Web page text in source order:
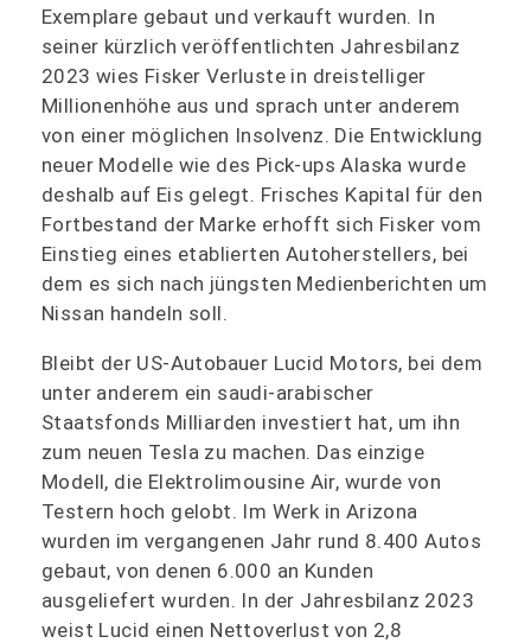
Exemplare gebaut und verkauft wurden. In
seiner kürzlich veröffentlichten Jahresbilanz
2023 wies Fisker Verluste in dreistelliger
Millionenhöhe aus und sprach unter anderem
von einer möglichen Insolvenz. Die Entwicklung
neuer Modelle wie des Pick-ups Alaska wurde
deshalb auf Eis gelegt. Frisches Kapital für den
Fortbestand der Marke erhofft sich Fisker vom
Einstieg eines etablierten Autoherstellers, bei
dem es sich nach jüngsten Medienberichten um
Nissan handeln soll.
Bleibt der US-Autobauer Lucid Motors, bei dem
unter anderem ein saudi-arabischer
Staatsfonds Milliarden investiert hat, um ihn
zum neuen Tesla zu machen. Das einzige
Modell, die Elektrolimousine Air, wurde von
Testern hoch gelobt. Im Werk in Arizona
wurden im vergangenen Jahr rund 8.400 Autos
gebaut, von denen 6.000 an Kunden
ausgeliefert wurden. In der Jahresbilanz 2023
weist Lucid einen Nettoverlust von 2,8